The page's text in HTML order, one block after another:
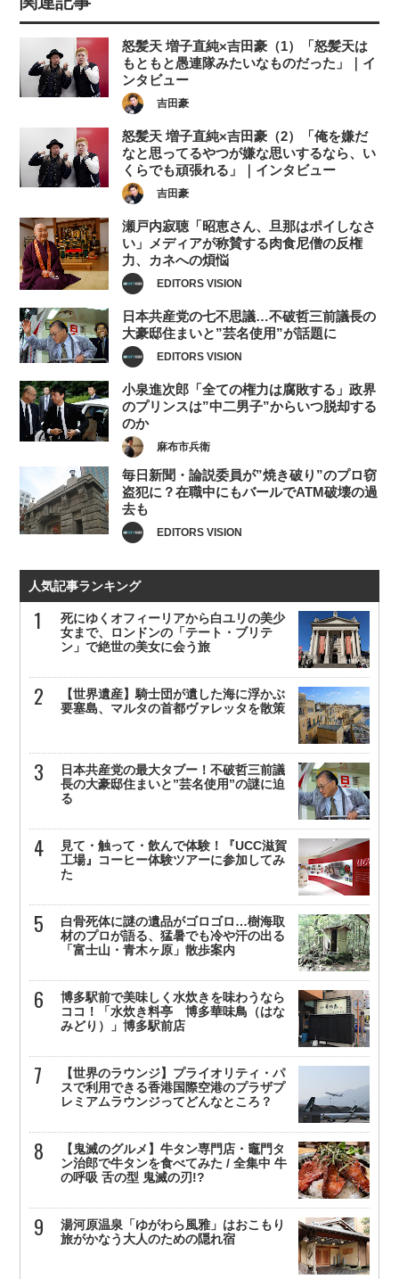
怒髪天 増子直純×吉田豪（1）「怒髪天は
もともと愚連隊みたいなものだった」｜イ
ンタビュー
吉田豪
怒髪天 増子直純×吉田豪（2）「俺を嫌だ
なと思ってるやつが嫌な思いするなら、い
くらでも頑張れる」｜インタビュー
吉田豪
瀬戸内寂聴「昭恵さん、旦那はポイしなさ
い」メディアが称賛する肉食尼僧の反権
力、カネへの煩悩
EDITORS VISION
日本共産党の七不思議…不破哲三前議長の
大豪邸住まいと”芸名使用”が話題に
EDITORS VISION
小泉進次郎「全ての権力は腐敗する」政界
のプリンスは”中二男子”からいつ脱却する
のか
麻布市兵衛
毎日新聞・論説委員が”焼き破り”のプロ窃
盗犯に？在職中にもバールでATM破壊の過
去も
EDITORS VISION
人気記事ランキング
死にゆくオフィーリアから白ユリの美少
女まで、ロンドンの「テート・ブリテ
ン」で絶世の美女に会う旅
【世界遺産】騎士団が遺した海に浮かぶ
要塞島、マルタの首都ヴァレッタを散策
日本共産党の最大タブー！不破哲三前議
長の大豪邸住まいと”芸名使用”の謎に迫
る
見て・触って・飲んで体験！『UCC滋賀
工場』コーヒー体験ツアーに参加してみ
た
白骨死体に謎の遺品がゴロゴロ…樹海取
材のプロが語る、猛暑でも冷や汗の出る
「富士山・青木ヶ原」散歩案内
博多駅前で美味しく水炊きを味わうなら
ココ！「水炊き料亭 博多華味鳥（はな
みどり）」博多駅前店
【世界のラウンジ】プライオリティ・パ
スで利用できる香港国際空港のプラザプ
レミアムラウンジってどんなところ？
【鬼滅のグルメ】牛タン専門店・竈門タ
ン治郎で牛タンを食べてみた / 全集中 牛
の呼吸 舌の型 鬼滅の刃!?
湯河原温泉「ゆがわら風雅」はおこもり
旅がかなう大人のための隠れ宿